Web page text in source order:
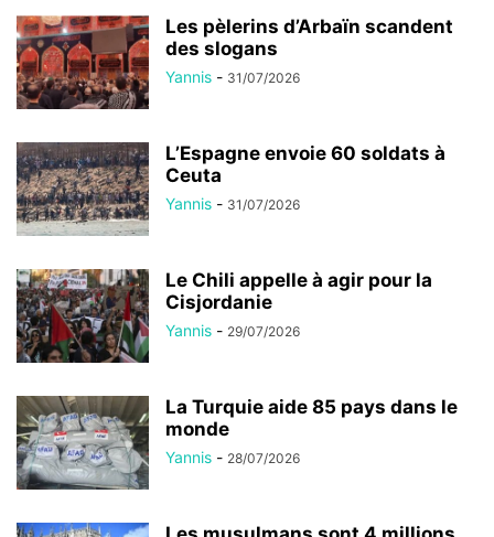
Les pèlerins d’Arbaïn scandent
des slogans
Yannis - 31/07/2026
L’Espagne envoie 60 soldats à
Ceuta
Yannis - 31/07/2026
Le Chili appelle à agir pour la
Cisjordanie
Yannis - 29/07/2026
La Turquie aide 85 pays dans le
monde
Yannis - 28/07/2026